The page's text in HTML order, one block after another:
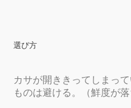
選び方
カサが開ききってしまっ
ものは避ける。（鮮度が